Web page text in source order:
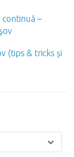
continuă –
(tips & tricks și